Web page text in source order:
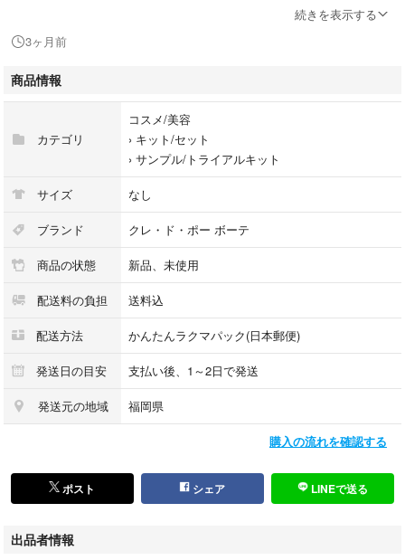
新品未開封
匿名配送送料込
続きを表示する
3ヶ月前
商品情報
カテゴリ
コスメ/美容
› キット/セット
› サンプル/トライアルキット
サイズ なし
ブランド クレ・ド・ポー ボーテ
商品の状態 新品、未使用
配送料の負担 送料込
配送方法 かんたんラクマパック(日本郵便)
発送日の目安 支払い後、1～2日で発送
発送元の地域 福岡県
購入の流れを確認する
ポスト シェア LINEで送る
出品者情報